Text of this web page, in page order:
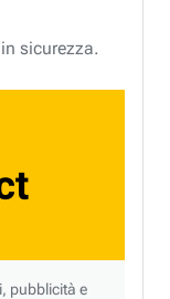
sicurezza.
pubblicità e